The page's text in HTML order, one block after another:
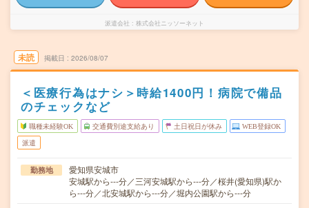
派遣会社 株式会社ニッソーネット
未読 掲載日 2026/08/07
＜医療行為はナシ＞時給1400円！病院で備品
のチェックなど
職種未経験OK 交通費別途支給あり 土日祝日が休み WEB登録OK
派遣
勤務地
愛知県安城市
安城駅から---分／三河安城駅から---分／桜井(愛知県)駅か
ら---分／北安城駅から---分／堀内公園駅から---分